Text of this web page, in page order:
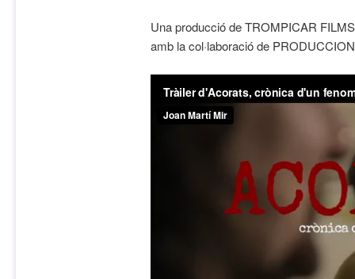
Una producció de TROMPICAR
amb la col·laboració de